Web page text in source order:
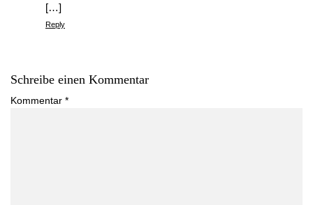
[…]
Reply
Schreibe einen Kommentar
Kommentar *